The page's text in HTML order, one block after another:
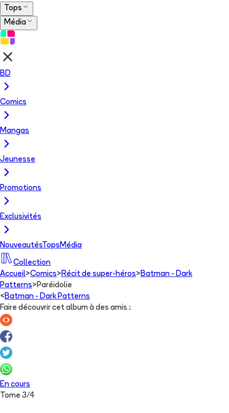
Tops
Média
BD
Comics
Mangas
Jeunesse
Promotions
Exclusivités
NouveautésTops Média
Collection
Accueil>Comics> Récit de super-héros> Batman - Dark
Patterns> Paréidolie
< Batman - Dark Patterns
Faire découvrir cet album à des amis :
En cours
Tome 3/4